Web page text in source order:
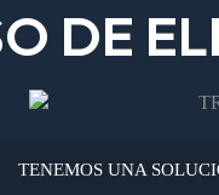
DE
TENEMOS UNA